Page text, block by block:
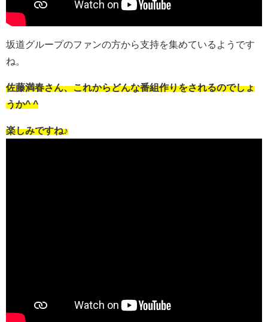
坂道グループのファンの方から支持を集めているようです
ね。
佐藤満春さん、これからどんな番組作りをされるのでしょ
うか^ ^
楽しみですね♪